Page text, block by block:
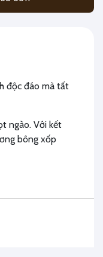
độc đáo mà tất
ngào. Với kết
bông xốp